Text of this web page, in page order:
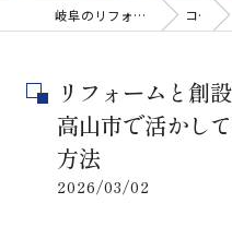
岐阜のリフォームなら建築匠房椿山 コラム
リフォームと創
高山市で活かし
方法
2026/03/02